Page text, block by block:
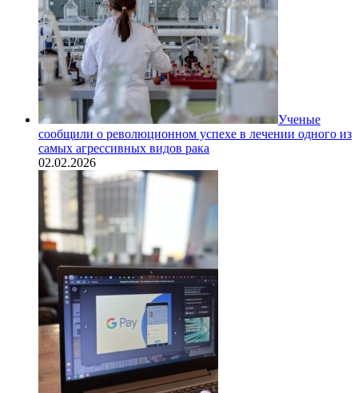
Ученые
сообщили о революционном успехе в лечении одного из
самых агрессивных видов рака
02.02.2026